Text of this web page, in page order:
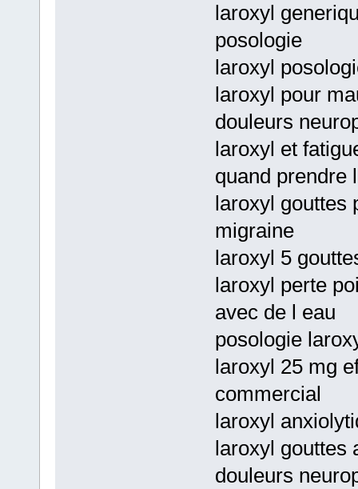
laroxyl
posologie
laroxyl
laroxyl pour
douleurs
laroxyl et
quand prendre
laroxyl gouttes
migraine
laroxyl 5
laroxyl perte
avec de l eau
posologie
laroxyl 25 mg
commercial
laroxyl
laroxyl gouttes
douleurs